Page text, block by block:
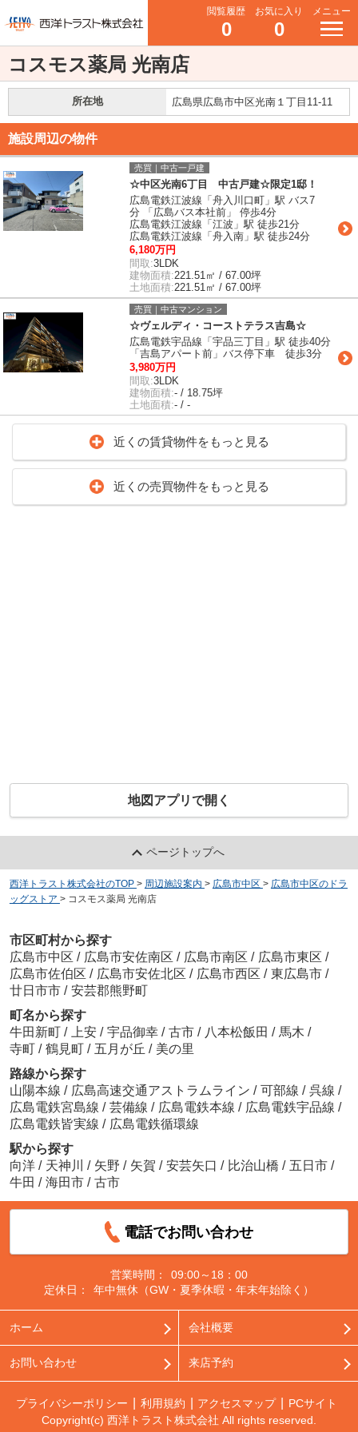
閲覧履歴
0
お気に入り
0
メニュー
コスモス薬局 光南店
所在地 広島県広島市中区光南１丁目11-11
施設周辺の物件
売買｜中古一戸建
☆中区光南6丁目 中古戸建☆限定1邸！
広島電鉄江波線「舟入川口町」駅 バス7
分 「広島バス本社前」 停歩4分
広島電鉄江波線「江波」駅 徒歩21分
広島電鉄江波線「舟入南」駅 徒歩24分
6,180万円
間取:3LDK
建物面積:221.51㎡ / 67.00坪
土地面積:221.51㎡ / 67.00坪
売買｜中古マンション
☆ヴェルディ・コーストテラス吉島☆
広島電鉄宇品線「宇品三丁目」駅 徒歩40分
「吉島アパート前」バス停下車 徒歩3分
3,980万円
間取:3LDK
建物面積:- / 18.75坪
土地面積:- / -
近くの賃貸物件をもっと見る
近くの売買物件をもっと見る
地図アプリで開く
ページトップへ
西洋トラスト株式会社のTOP > 周辺施設案内 > 広島市中区 > 広島市中区のドラ
ッグストア > コスモス薬局 光南店
市区町村から探す
広島市中区 / 広島市安佐南区 / 広島市南区 / 広島市東区 /
広島市佐伯区 / 広島市安佐北区 / 広島市西区 / 東広島市 /
廿日市市 / 安芸郡熊野町
町名から探す
牛田新町 / 上安 / 宇品御幸 / 古市 / 八本松飯田 / 馬木 /
寺町 / 鶴見町 / 五月が丘 / 美の里
路線から探す
山陽本線 / 広島高速交通アストラムライン / 可部線 / 呉線 /
広島電鉄宮島線 / 芸備線 / 広島電鉄本線 / 広島電鉄宇品線 /
広島電鉄皆実線 / 広島電鉄循環線
駅から探す
向洋 / 天神川 / 矢野 / 矢賀 / 安芸矢口 / 比治山橋 / 五日市 /
牛田 / 海田市 / 古市
電話でお問い合わせ
営業時間：
09:00～18：00
定休日：
年中無休（GW・夏季休暇・年末年始除く）
ホーム 会社概要
お問い合わせ 来店予約
プライバシーポリシー 利用規約 アクセスマップ
PCサイト
Copyright(c) 西洋トラスト株式会社 All rights reserved.